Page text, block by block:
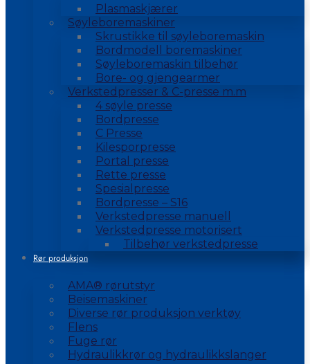
Plasmaskjærer
Søyleboremaskiner
Skrustikke til søyleboremaskin
Bordmodell boremaskiner
Søyleboremaskin tilbehør
Bore- og gjengearmer
Verkstedpresser & C-presse m.m
4 søyle presse
Bordpresse
C Presse
Kilesporpresse
Portal presse
Rette presse
Spesialpresse
Bordpresse – S16
Verkstedpresse manuell
Verkstedpresse motorisert
Tilbehør verkstedpresse
Rør produksjon
AMA® rørutstyr
Beisemaskiner
Diverse rør produksjon verktøy
Flens
Fuge rør
Hydraulikkrør og hydraulikkslanger